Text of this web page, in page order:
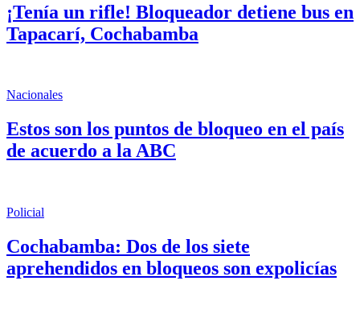
¡Tenía un rifle! Bloqueador detiene bus en
Tapacarí, Cochabamba
Nacionales
Estos son los puntos de bloqueo en el país
de acuerdo a la ABC
Policial
Cochabamba: Dos de los siete
aprehendidos en bloqueos son expolicías